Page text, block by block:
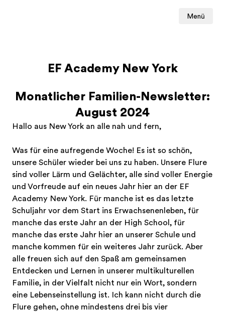
Menü
EF Academy New York
Monatlicher Familien-Newsletter:
August 2024
Hallo aus New York an alle nah und fern,
Was für eine aufregende Woche! Es ist so schön,
unsere Schüler wieder bei uns zu haben. Unsere Flure
sind voller Lärm und Gelächter, alle sind voller Energie
und Vorfreude auf ein neues Jahr hier an der EF
Academy New York. Für manche ist es das letzte
Schuljahr vor dem Start ins Erwachsenenleben, für
manche das erste Jahr an der High School, für
manche das erste Jahr hier an unserer Schule und
manche kommen für ein weiteres Jahr zurück. Aber
alle freuen sich auf den Spaß am gemeinsamen
Entdecken und Lernen in unserer multikulturellen
Familie, in der Vielfalt nicht nur ein Wort, sondern
eine Lebenseinstellung ist. Ich kann nicht durch die
Flure gehen, ohne mindestens drei bis vier